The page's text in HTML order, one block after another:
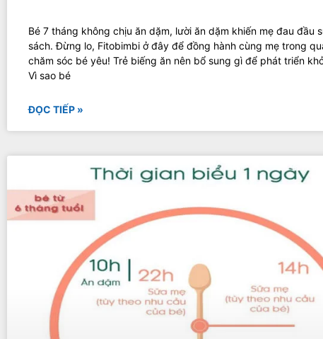
Bé 7 tháng không chịu ăn dặm, lười ăn dặm khiến mẹ đau đầu
sách. Đừng lo, Fitobimbi ở đây để đồng hành cùng mẹ trong
chăm sóc bé yêu! Trẻ biếng ăn nên bổ sung gì để phát triển
Vì sao bé
ĐỌC TIẾP »